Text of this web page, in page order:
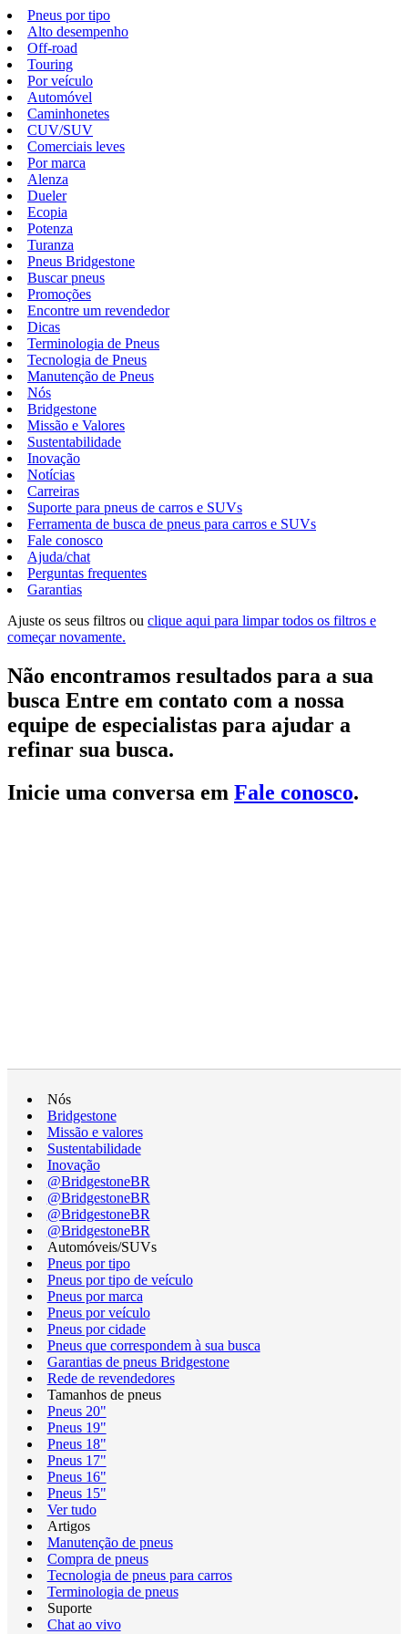
Pneus por tipo
Alto desempenho
Off-road
Touring
Por veículo
Automóvel
Caminhonetes
CUV/SUV
Comerciais leves
Por marca
Alenza
Dueler
Ecopia
Potenza
Turanza
Pneus Bridgestone
Buscar pneus
Promoções
Encontre um revendedor
Dicas
Terminologia de Pneus
Tecnologia de Pneus
Manutenção de Pneus
Nós
Bridgestone
Missão e Valores
Sustentabilidade
Inovação
Notícias
Carreiras
Suporte para pneus de carros e SUVs
Ferramenta de busca de pneus para carros e SUVs
Fale conosco
Ajuda/chat
Perguntas frequentes
Garantias
Ajuste os seus filtros ou clique aqui para limpar todos os filtros e
começar novamente.
Não encontramos resultados para a sua
busca Entre em contato com a nossa
equipe de especialistas para ajudar a
refinar sua busca.
Inicie uma conversa em Fale conosco.
Nós
Bridgestone
Missão e valores
Sustentabilidade
Inovação
@BridgestoneBR
@BridgestoneBR
@BridgestoneBR
@BridgestoneBR
Automóveis/SUVs
Pneus por tipo
Pneus por tipo de veículo
Pneus por marca
Pneus por veículo
Pneus por cidade
Pneus que correspondem à sua busca
Garantias de pneus Bridgestone
Rede de revendedores
Tamanhos de pneus
Pneus 20"
Pneus 19"
Pneus 18"
Pneus 17"
Pneus 16"
Pneus 15"
Ver tudo
Artigos
Manutenção de pneus
Compra de pneus
Tecnologia de pneus para carros
Terminologia de pneus
Suporte
Chat ao vivo